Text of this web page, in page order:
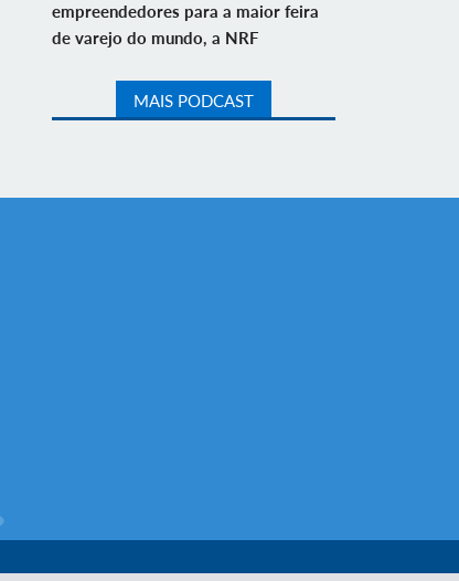
empreendedores para a maior feira
de varejo do mundo, a NRF
MAIS PODCAST